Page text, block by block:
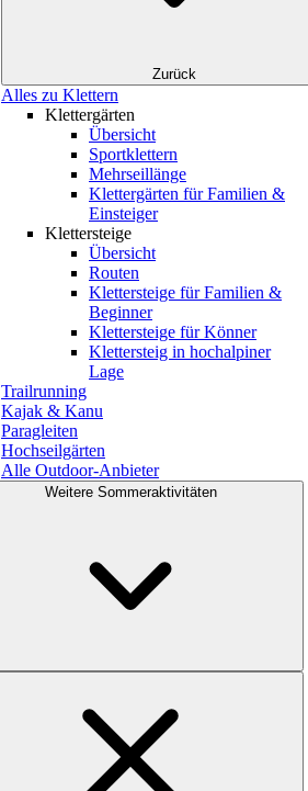
Zurück
Alles zu Klettern
Klettergärten
Übersicht
Sportklettern
Mehrseillänge
Klettergärten für Familien &
Einsteiger
Klettersteige
Übersicht
Routen
Klettersteige für Familien &
Beginner
Klettersteige für Könner
Klettersteig in hochalpiner
Lage
Trailrunning
Kajak & Kanu
Paragleiten
Hochseilgärten
Alle Outdoor-Anbieter
Weitere Sommeraktivitäten